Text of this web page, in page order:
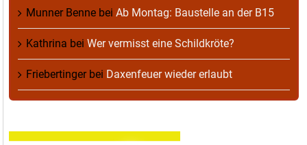
Munner Benne bei Ab Montag: Baustelle an der B15
Kathrina bei Wer vermisst eine Schildkröte?
Friebertingerbei Daxenfeuer wieder erlaubt